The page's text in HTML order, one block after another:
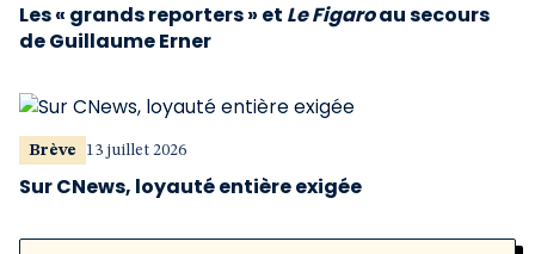
Les « grands reporters » et Le Figaroau secours
de Guillaume Erner
Brève 13 juillet 2026
Sur CNews, loyauté entière exigée